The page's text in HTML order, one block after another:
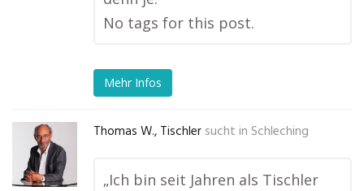
No tags for this post.
Mehr Infos
Thomas W., Tischler sucht in Schleching
„Ich bin seit Jahren als Tischler